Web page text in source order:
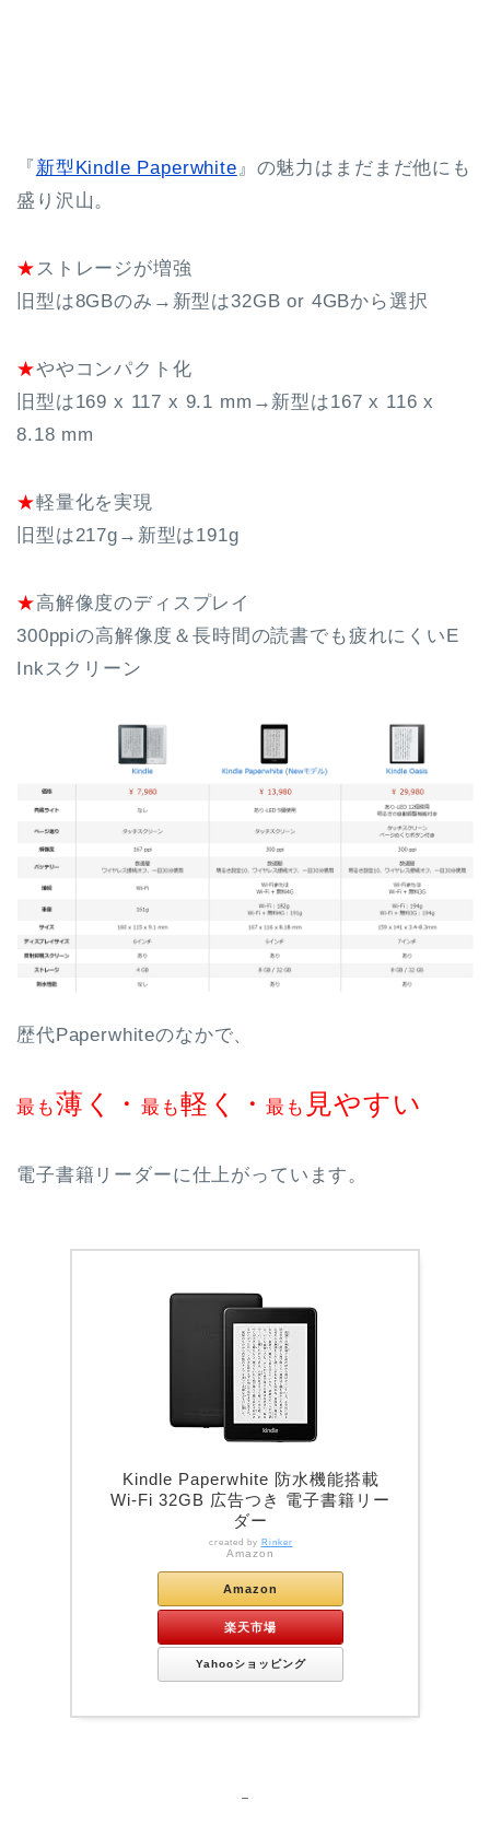
『 新型Kindle Paperwhite』の魅力はまだまだ他にも
盛り沢山。
★ストレージが増強
旧型は8GBのみ→新型は32GB or 4GBから選択
★ややコンパクト化
旧型は169 x 117 x 9.1 mm→新型は167 x 116 x
8.18 mm
★軽量化を実現
旧型は217g→新型は191g
★高解像度のディスプレイ
300ppiの高解像度＆長時間の読書でも疲れにくいE
Inkスクリーン
歴代Paperwhiteのなかで、
最も薄く・最も軽く・最も 見やすい
電子書籍リーダーに仕上がっています。
Kindle Paperwhite 防水機能搭載
Wi-Fi 32GB 広告つき 電子書籍リー
ダー
created by Rinker
Amazon
Amazon
楽天市場
Yahooショッピング